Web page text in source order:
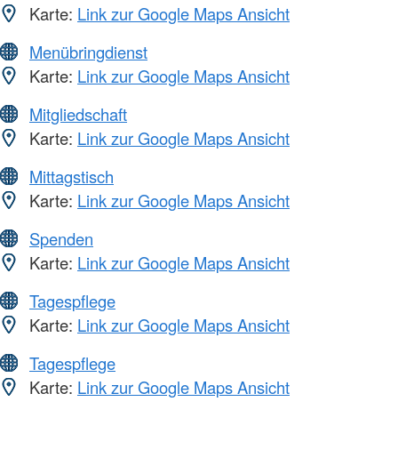
Karte: Link zur Google Maps Ansicht
Menübringdienst
Karte: Link zur Google Maps Ansicht
Mitgliedschaft
Karte: Link zur Google Maps Ansicht
Mittagstisch
Karte: Link zur Google Maps Ansicht
Spenden
Karte: Link zur Google Maps Ansicht
Tagespflege
Karte: Link zur Google Maps Ansicht
Tagespflege
Karte: Link zur Google Maps Ansicht